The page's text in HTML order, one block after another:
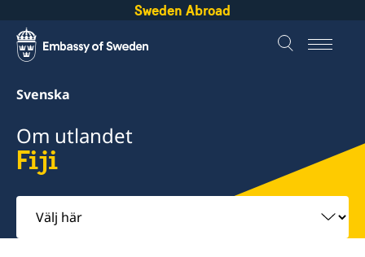
Sweden Abroad
Svenska
Om utlandet
Fiji
Välj
här